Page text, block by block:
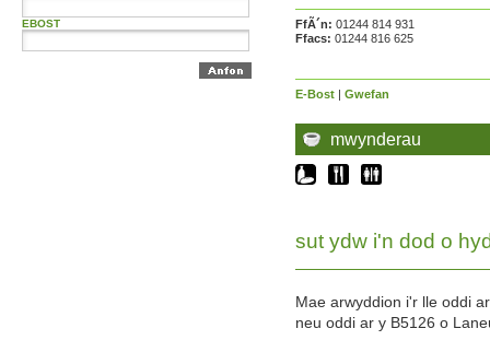
EBOST FfÃ´n: 01244 814 931
Ffacs: 01244 816 625
E-Bost | Gwefan
mwynderau
sut ydw i'n dod o
Mae arwyddion i'r lle oddi
neu oddi ar y B5126 o